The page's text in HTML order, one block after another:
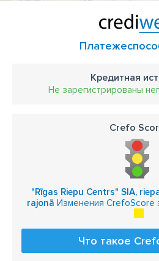
Кредитная
Не зарегистрированы
Crefo
"Rīgas Riepu Centrs" SIA,
rajonā Изменения CrefoScore
Что такое